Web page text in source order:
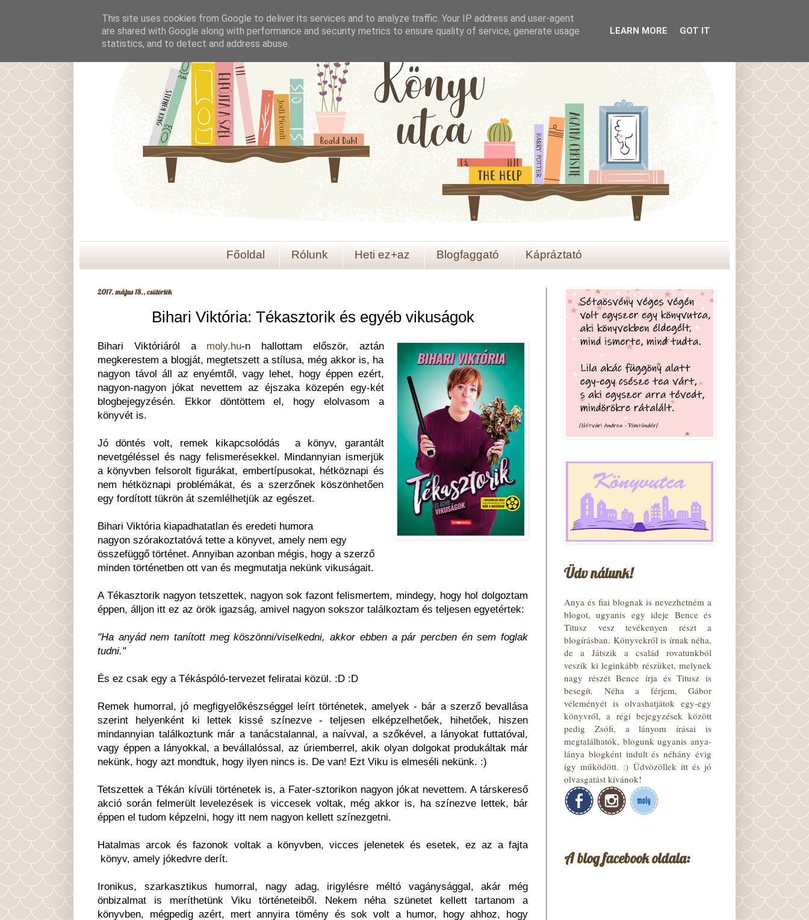
Főoldal Rólunk Heti ez+az Blogfaggató Kápráztató
2017. május 18., csütörtök
Bihari Viktória: Tékasztorik és egyéb vikuságok
Bihari Viktóriáról a moly.hu-n hallottam először, aztán
megkerestem a blogját, megtetszett a stílusa, még akkor is, ha
nagyon távol áll az enyémtől, vagy lehet, hogy éppen ezért,
nagyon-nagyon jókat nevettem az éjszaka közepén egy-két
blogbejegyzésén. Ekkor döntöttem el, hogy elolvasom a
könyvét is.
Jó döntés volt, remek kikapcsolódás a könyv, garantált
nevetgéléssel és nagy felismerésekkel. Mindannyian ismerjük
a könyvben felsorolt figurákat, embertípusokat, hétköznapi és
nem hétköznapi problémákat, és a szerzőnek köszönhetően
egy fordított tükrön át szemlélhetjük az egészet.
Bihari Viktória kiapadhatatlan és eredeti humora
nagyon szórakoztatóvá tette a könyvet, amely nem egy
összefüggő történet. Annyiban azonban mégis, hogy a szerző
minden történetben ott van és megmutatja nekünk vikuságait.
A Tékasztorik nagyon tetszettek, nagyon sok fazont felismertem, mindegy, hogy hol dolgoztam
éppen, álljon itt ez az örök igazság, amivel nagyon sokszor találkoztam és teljesen egyetértek:
"Ha anyád nem tanított meg köszönni/viselkedni, akkor ebben a pár percben én sem foglak
tudni."
És ez csak egy a Tékáspóló-tervezet feliratai közül. :D :D
Remek humorral, jó megfigyelőkészséggel leírt történetek, amelyek - bár a szerző bevallása
szerint helyenként ki lettek kissé színezve - teljesen elképzelhetőek, hihetőek, hiszen
mindannyian találkoztunk már a tanácstalannal, a naívval, a szőkével, a lányokat futtatóval,
vagy éppen a lányokkal, a bevállalóssal, az úriemberrel, akik olyan dolgokat produkáltak már
nekünk, hogy azt mondtuk, hogy ilyen nincs is. De van! Ezt Viku is elmeséli nekünk. :)
Tetszettek a Tékán kívüli történetek is, a Fater-sztorikon nagyon jókat nevettem. A társkereső
akció során felmerült levelezések is viccesek voltak, még akkor is, ha színezve lettek, bár
éppen el tudom képzelni, hogy itt nem nagyon kellett színezgetni.
Hatalmas arcok és fazonok voltak a könyvben, vicces jelenetek és esetek, ez az a fajta
könyv, amely jókedvre derít.
Ironikus, szarkasztikus humorral, nagy adag, irigylésre méltó vagánysággal, akár még
önbizalmat is meríthetünk Viku történeteiből. Nekem néha szünetet kellett tartanom a
könyvben, mégpedig azért, mert annyira tömény és sok volt a humor, hogy ahhoz, hogy
Üdv nálunk!
Anya és fiai blognak is nevezhetném a
blogot, ugyanis egy ideje Bence és
Titusz vesz tevékenyen részt a
blogírásban. Könyvekről is írnak néha,
de a Játszik a család rovatunkból
veszik ki leginkább részüket, melynek
nagy részét Bence írja és Titusz is
besegít. Néha a férjem, Gábor
véleményét is olvashatjátok egy-egy
könyvről, a régi bejegyzések között
pedig Zsófi, a lányom írásai is
megtalálhatók, blogunk ugyanis anya-
lánya blogként indult és néhány évig
így működött. :) Üdvözöllek itt és jó
olvasgatást kívánok!
A blog facebook oldala:
This site uses cookies from Google to deliver its services and to analyze traffic. Your IP address and user-agent
are shared with Google along with performance and security metrics to ensure quality of service, generate usage
statistics, and to detect and address abuse.
LEARN MORE GOT IT